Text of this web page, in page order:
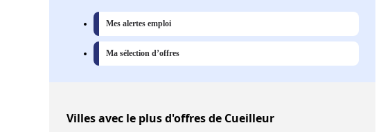
Mes alertes emploi
Ma sélection d’offres
Villesavec le plus d'offres de Cueilleur